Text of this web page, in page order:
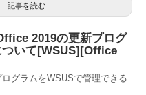
記事を読む
2019の更新プログ
ついて[WSUS][Office
グラムをWSUSで管理できる